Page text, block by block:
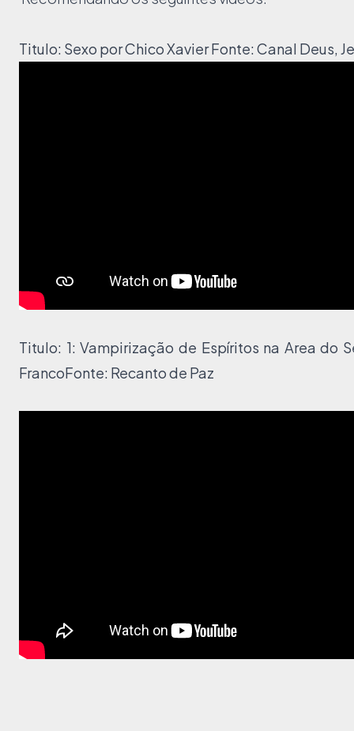
Titulo: Sexo por Chico XavierFonte: Canal Deus,
Titulo: 1: Vampirização de Espíritos na Area do
FrancoFonte: Recanto de Paz